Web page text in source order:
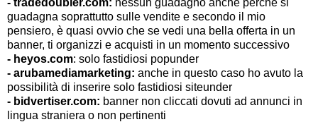
- tradedoubler.com: nessun guadagno anche perchè si
guadagna soprattutto sulle vendite e secondo il mio
pensiero, è quasi ovvio che se vedi una bella offerta in un
banner, ti organizzi e acquisti in un momento successivo
- heyos.com: solo fastidiosi popunder
- arubamediamarketing: anche in questo caso ho avuto la
possibilità di inserire solo fastidiosi siteunder
- bidvertiser.com: banner non cliccati dovuti ad annunci in
lingua straniera o non pertinenti